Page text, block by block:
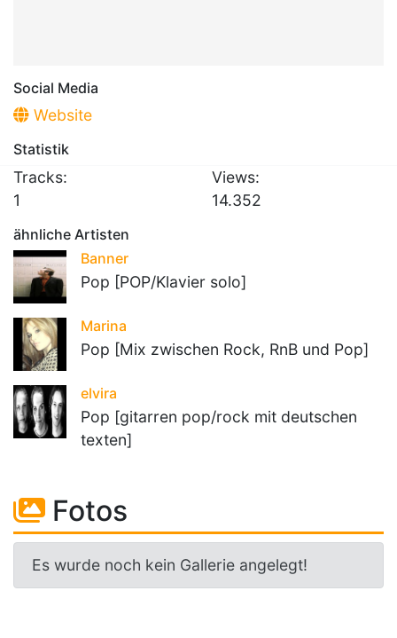
Social Media
Website
Statistik
Tracks:
1
Views:
14.352
ähnliche Artisten
Banner
Pop [POP/Klavier solo]
Marina
Pop [Mix zwischen Rock, RnB und Pop]
elvira
Pop [gitarren pop/rock mit deutschen
texten]
Fotos
Es wurde noch kein Gallerie angelegt!